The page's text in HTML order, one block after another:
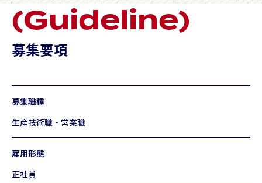
(Guideline)
募集要項
募集職種
生産技術職・営業職
雇用形態
正社員